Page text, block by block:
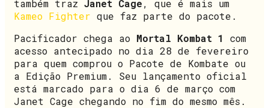
também traz Janet Cage, que é mais um
Kameo Fighter que faz parte do pacote.
Pacificador chega ao Mortal Kombat 1
com
acesso antecipado no dia 28 de fevereiro
para quem comprou o Pacote de Kombate ou
a Edição Premium. Seu lançamento oficial
está marcado para o dia 6 de março com
Janet Cage chegando no fim do mesmo mês.